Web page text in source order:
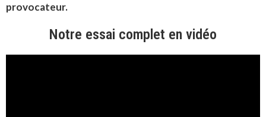
provocateur.
Notre essai complet en vidéo